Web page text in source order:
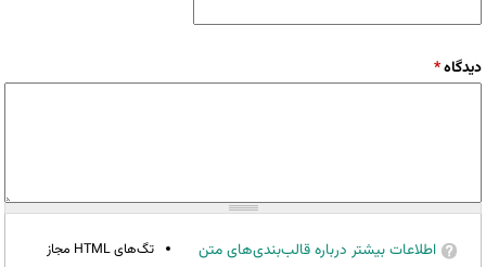
دیدگاه*
اطلاعات بیشتر درباره قالب‌بندی‌های متن تگ‌های HTML مجاز